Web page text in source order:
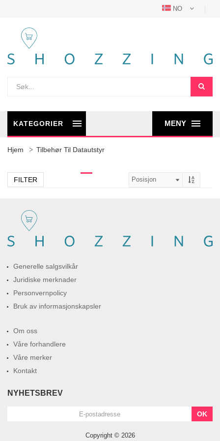
NO
MENY
KATEGORIER
Hjem Tilbehør Til Datautstyr
FILTER
Generelle salgsvilkår
Juridiske merknader
Personvernpolicy
Bruk av informasjonskapsler
Om oss
Våre forhandlere
Våre merker
Kontakt
NYHETSBREV
OK
Copyright © 2026